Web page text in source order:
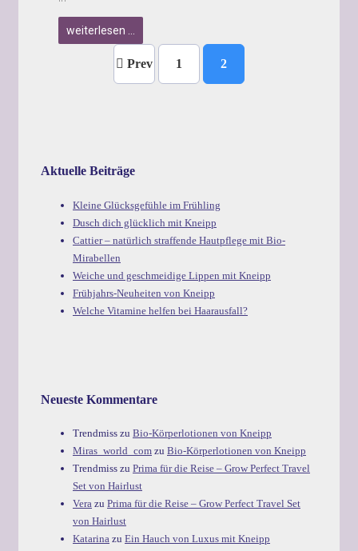
weiterlesen …
Prev 1 2
Aktuelle Beiträge
Kleine Glücksgefühle im Frühling
Dusch dich glücklich mit Kneipp
Cattier – natürlich straffende Hautpflege mit Bio-
Mirabellen
Weiche und geschmeidige Lippen mit Kneipp
Frühjahrs-Neuheiten von Kneipp
Welche Vitamine helfen bei Haarausfall?
Neueste Kommentare
Trendmiss zu Bio-Körperlotionen von Kneipp
Miras_world_com zu Bio-Körperlotionen von Kneipp
Trendmiss zu Prima für die Reise – Grow Perfect Travel
Set von Hairlust
Vera zu Prima für die Reise – Grow Perfect Travel Set
von Hairlust
Katarina zu Ein Hauch von Luxus mit Kneipp